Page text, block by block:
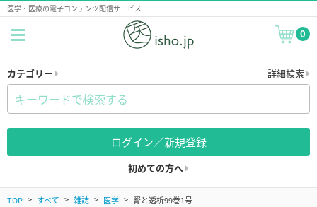
医学・医療の電子コンテンツ配信サービス
0
カテゴリー 詳細検索
ログイン／新規登録
初めての方へ
TOP すべて 雑誌 医学 腎と透析99巻1号